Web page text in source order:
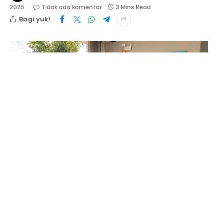
2025
Tidak ada komentar 3 Mins Read
Bagi yuk!